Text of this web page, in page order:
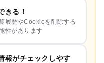
きる！
履歴やCookieを削除する
性があります
報がチェックしやす